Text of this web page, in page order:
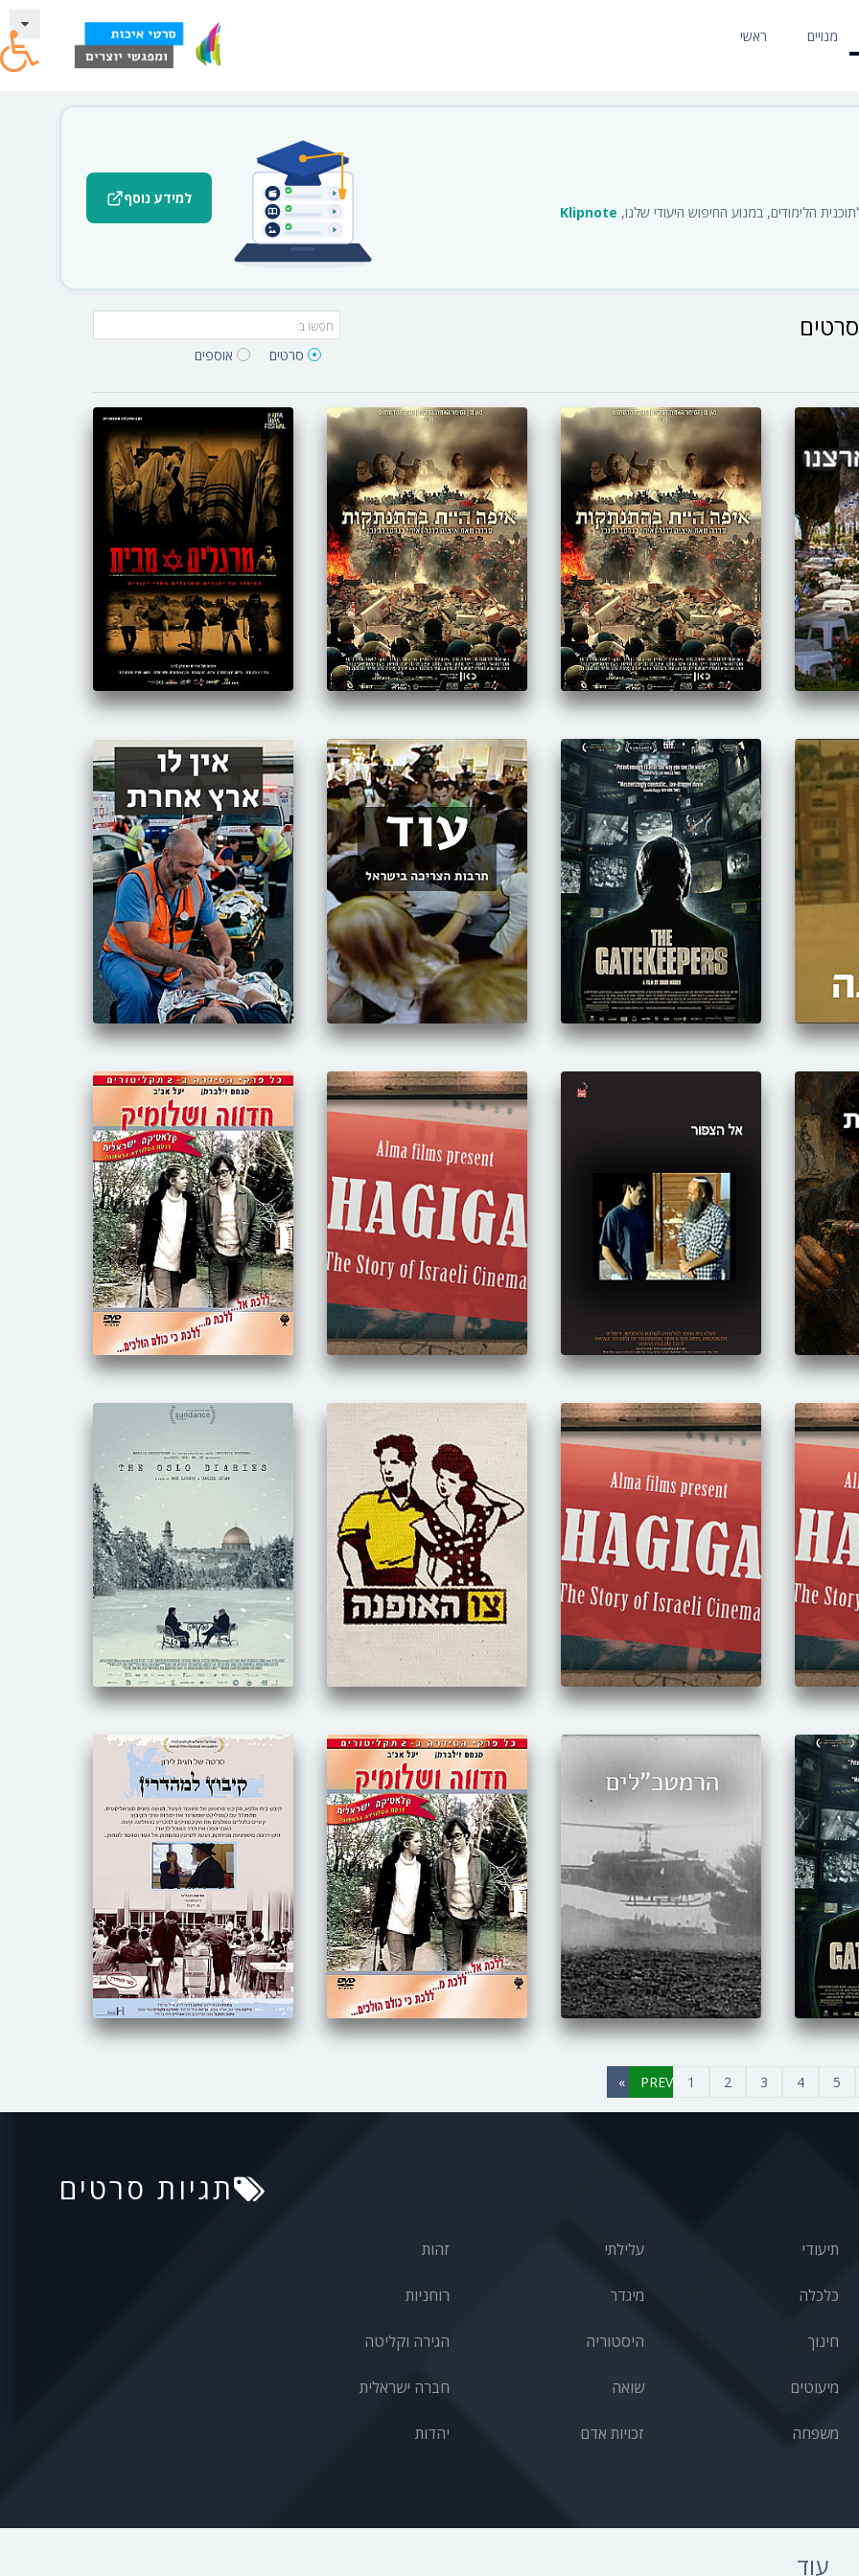
ראשי מנויים
הלימודים, במנוע החיפוש היעודי שלנו, Klipnote
למידע נוסף
סרטים‎ אוספים‎
1 2 3 4 5
»
תגיות סרטים
תיעודי
כלכלה
חינוך
מיעוטים
משפחה
עלילתי
מיגדר
היסטוריה
שואה
זכויות אדם
זהות
רוחניות
הגירה וקליטה
חברה ישראלית
יהדות
עוד